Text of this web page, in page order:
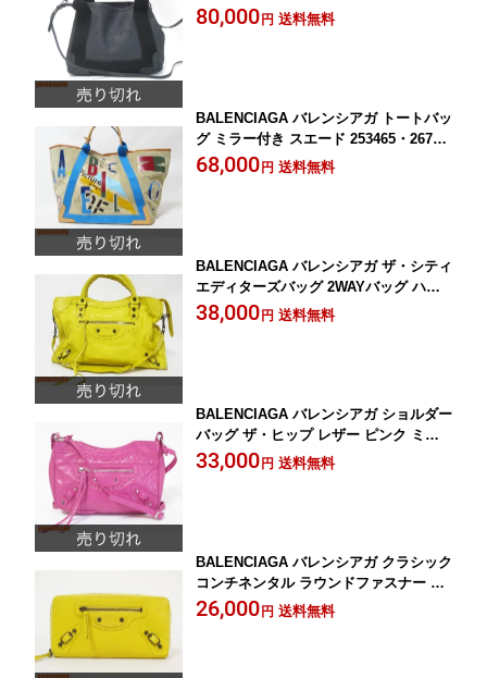
グ レザー ブラック 390346 CUTIN 1000
美品【中古】
80,000 円 送料無料
BALENCIAGA バレンシアガ トートバッ
グ ミラー付き スエード 253465・2670
美品【中古】
68,000 円 送料無料
BALENCIAGA バレンシアガ ザ・シティ
エディターズバッグ 2WAYバッグ ハン
ドバッグ ショルダーバッグ イエロー 11
5748 【中古】
38,000 円 送料無料
BALENCIAGA バレンシアガ ショルダー
バッグ ザ・ヒップ レザー ピンク ミラ
ー付き 242803 【中古】
33,000 円 送料無料
BALENCIAGA バレンシアガ クラシック
コンチネンタル ラウンドファスナー ジ
ップ 長財布 イエロー 253036 【中古】
26,000 円 送料無料